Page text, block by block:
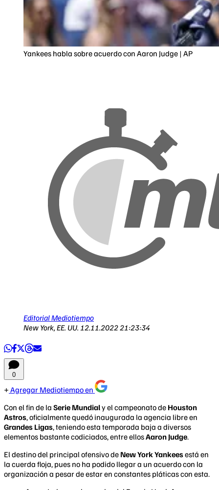
Yankees habla sobre acuerdo con Aaron Judge | AP
Editorial Mediotiempo
New York, EE. UU. 12.11.2022 21:23:34
0
Agregar Mediotiempo en
Con el fin de la Serie Mundialy el campeonato de Houston
Astros, oficialmente quedó inaugurada la agencia libre en
Grandes Ligas, teniendo esta temporada baja a diversos
elementos bastante codiciados, entre ellosAaron Judge.
El destino del principal ofensivo de New York Yankeesestá en
la cuerda floja, pues no ha podido llegar a un acuerdo con la
organización a pesar de estar en constantes pláticas con esta.